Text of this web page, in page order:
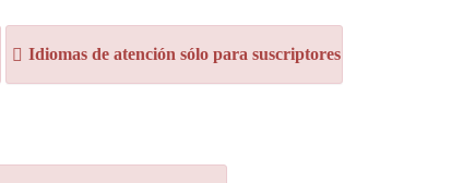
Idiomas de atención sólo para suscriptores